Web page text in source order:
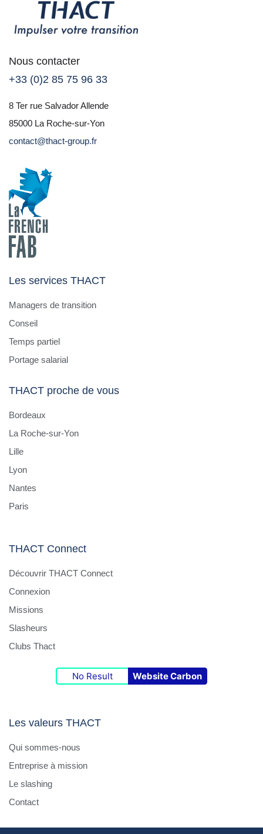
Nous contacter
+33 (0)2 85 75 96 33
8 Ter rue Salvador Allende
85000 La Roche-sur-Yon
contact@thact-group.fr
Les services THACT
Managers de transition
Conseil
Temps partiel
Portage salarial
THACT proche de vous
Bordeaux
La Roche-sur-Yon
Lille
Lyon
Nantes
Paris
THACT Connect
Découvrir THACT Connect
Connexion
Missions
Slasheurs
Clubs Thact
No Result Website Carbon
Les valeurs THACT
Qui sommes-nous
Entreprise à mission
Le slashing
Contact